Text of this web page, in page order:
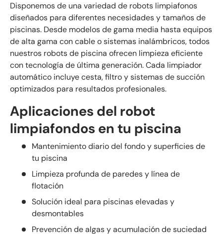
Disponemos de una variedad de robots limpiafonos
diseñados para diferentes necesidades y tamaños de
piscinas. Desde modelos de gama media hasta equipos
de alta gama con cable o sistemas inalámbricos, todos
nuestros robots de piscina ofrecen limpieza eficiente
con tecnología de última generación. Cada limpiador
automático incluye cesta, filtro y sistemas de succión
optimizados para resultados profesionales.
Aplicaciones del robot
limpiafondos en tu piscina
Mantenimiento diario del fondo y superficies de
tu piscina
Limpieza profunda de paredes y línea de
flotación
Solución ideal para piscinas elevadas y
desmontables
Prevención de algas y acumulación de suciedad